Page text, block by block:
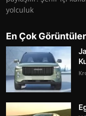
yolculuk
En Çok